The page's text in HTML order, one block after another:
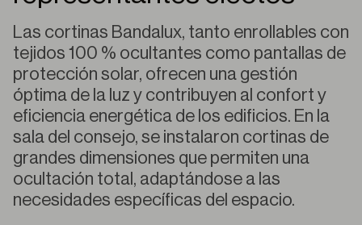
Las cortinas Bandalux, tanto enrollables con
tejidos 100 % ocultantes como pantallas de
protección solar, ofrecen una gestión
óptima de la luz y contribuyen al confort y
eficiencia energética de los edificios. En la
sala del consejo, se instalaron cortinas de
grandes dimensiones que permiten una
ocultación total, adaptándose a las
necesidades específicas del espacio.